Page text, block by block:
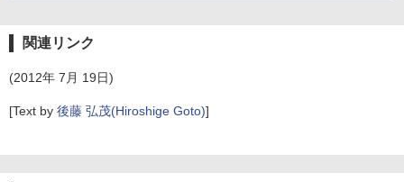
関連リンク
(2012年 7月 19日)
[Text by 後藤 弘茂(Hiroshige Goto)]